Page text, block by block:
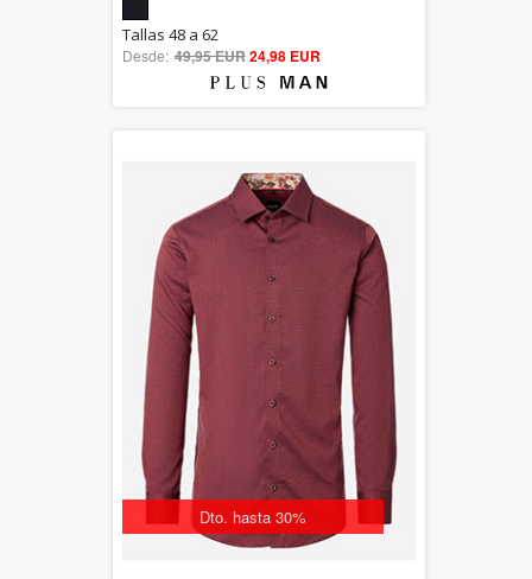
out of 5
Tallas 48 a 62
Desde: 49,95 EUR24,98 EUR
Dto. hasta 30%